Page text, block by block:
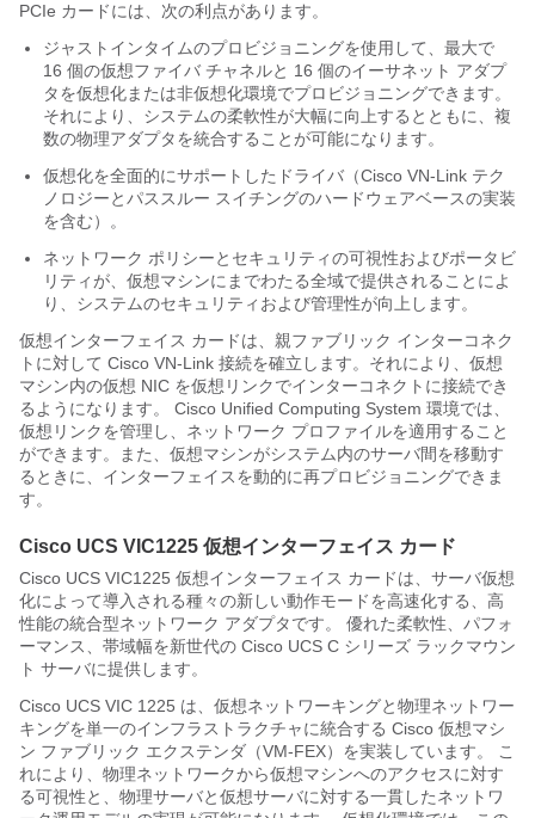
PCIe カードには、次の利点があります。
ジャストインタイムのプロビジョニングを使用して、最大で
16 個の仮想ファイバ チャネルと 16 個のイーサネット アダプ
タを仮想化または非仮想化環境でプロビジョニングできます。
それにより、システムの柔軟性が大幅に向上するとともに、複
数の物理アダプタを統合することが可能になります。
仮想化を全面的にサポートしたドライバ（Cisco VN-Link テク
ノロジーとパススルー スイチングのハードウェアベースの実装
を含む）。
ネットワーク ポリシーとセキュリティの可視性およびポータビ
リティが、仮想マシンにまでわたる全域で提供されることによ
り、システムのセキュリティおよび管理性が向上します。
仮想インターフェイス カードは、親ファブリック インターコネク
トに対して Cisco VN-Link 接続を確立します。それにより、仮想
マシン内の仮想 NIC を仮想リンクでインターコネクトに接続でき
るようになります。 Cisco Unified Computing System 環境では、
仮想リンクを管理し、ネットワーク プロファイルを適用すること
ができます。また、仮想マシンがシステム内のサーバ間を移動す
るときに、インターフェイスを動的に再プロビジョニングできま
す。
Cisco UCS VIC1225 仮想インターフェイス カード
Cisco UCS VIC1225 仮想インターフェイス カードは、サーバ仮想
化によって導入される種々の新しい動作モードを高速化する、高
性能の統合型ネットワーク アダプタです。 優れた柔軟性、パフォ
ーマンス、帯域幅を新世代の Cisco UCS C シリーズ ラックマウン
ト サーバに提供します。
Cisco UCS VIC 1225 は、仮想ネットワーキングと物理ネットワー
キングを単一のインフラストラクチャに統合する Cisco 仮想マシ
ン ファブリック エクステンダ（VM-FEX）を実装しています。 こ
れにより、物理ネットワークから仮想マシンへのアクセスに対す
る可視性と、物理サーバと仮想サーバに対する一貫したネットワ